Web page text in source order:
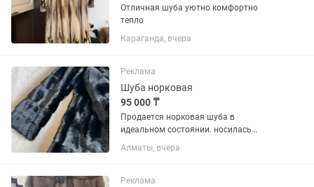
Отличная шуба уютно комфортно
тепло
Караганда, вчера
Реклама
Шуба норковая
95 000 ₸
Продается норковая шуба в
идеальном состоянии. носилась
аккуратно.без дефектов. Теплая,
стильная без ничего лишнего
Алматы, вчера
Реклама